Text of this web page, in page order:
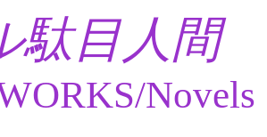
駄目人間
Novels